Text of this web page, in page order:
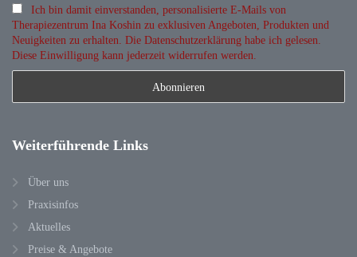
Ich bin damit einverstanden, personalisierte E-Mails von
Therapiezentrum Ina Koshin zu exklusiven Angeboten, Produkten und
Neuigkeiten zu erhalten. Die Datenschutzerklärung habe ich gelesen.
Diese Einwilligung kann jederzeit widerrufen werden.
Weiterführende Links
Über uns
Praxisinfos
Aktuelles
Preise & Angebote